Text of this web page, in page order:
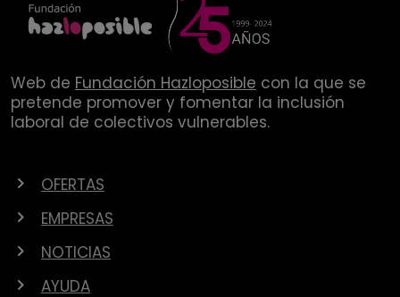
Web de Fundación Hazloposible con la que se
pretende promover y fomentar la inclusión
laboral de colectivos vulnerables.
OFERTAS
EMPRESAS
NOTICIAS
AYUDA